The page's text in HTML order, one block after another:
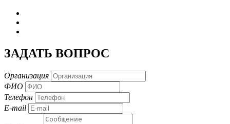
ЗАДАТЬ ВОПРОС
Организация
ФИО
Телефон
E-mail